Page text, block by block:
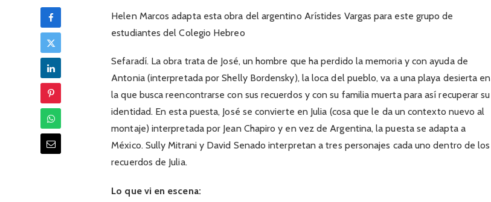
Helen Marcos adapta esta obra del argentino Arístides Vargas para este grupo de
estudiantes del Colegio Hebreo
Sefaradí. La obra trata de José, un hombre que ha perdido la memoria y con ayuda de
Antonia (interpretada por Shelly Bordensky), la loca del pueblo, va a una playa desierta en
la que busca reencontrarse con sus recuerdos y con su familia muerta para así recuperar su
identidad. En esta puesta, José se convierte en Julia (cosa que le da un contexto nuevo al
montaje) interpretada por Jean Chapiro y en vez de Argentina, la puesta se adapta a
México. Sully Mitrani y David Senado interpretan a tres personajes cada uno dentro de los
recuerdos de Julia.
Lo que vi en escena: